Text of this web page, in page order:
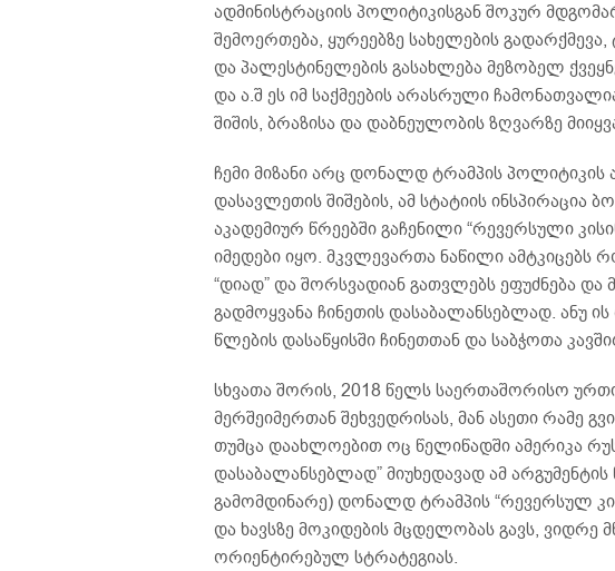
ადმინისტრაციის პოლიტიკისგან შოკურ
შემოერთება, ყურეებზე სახელების
და პალესტინელების გასახლება მეზობელ
და ა.შ ეს იმ საქმეების არასრული
შიშის, ბრაზისა და დაბნეულობის ზღვარზე
ჩემი მიზანი არც დონალდ ტრამპის
დასავლეთის შიშების, ამ სტატიის
აკადემიურ წრეებში გაჩენილი “რევერსული
იმედები იყო. მკვლევართა ნაწილი
“დიად” და შორსვადიან გათვლებს ეფუძნება და
გადმოყვანა ჩინეთის დასაბალანსებლად. ანუ ის
წლების დასაწყისში ჩინეთთან და საბჭოთა
სხვათა შორის, 2018 წელს საერთაშორისო
მერშეიმერთან შეხვედრისას, მან ასეთი რამე
თუმცა დაახლოებით ოც წელიწადში ამერიკა
დასაბალანსებლად” მიუხედავად ამ
გამომდინარე) დონალდ ტრამპის “რევერსულ
და ხავსზე მოკიდების მცდელობას გავს, ვიდრე
ორიენტირებულ სტრატეგიას.